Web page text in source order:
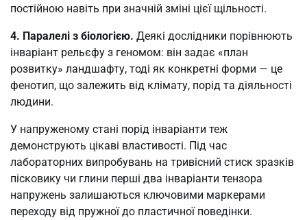
постійною навіть при значній зміні цієї щільності.
4. Паралелі з біологією. Деякі дослідники порівнюють
інваріант рельєфу з геномом: він задає «план
розвитку» ландшафту, тоді як конкретні форми — це
фенотип, що залежить від клімату, порід та діяльності
людини.
У напруженому стані порід інваріанти теж
демонструють цікаві властивості. Під час
лабораторних випробувань на тривісний стиск зразків
пісковику чи глини перші два інваріанти тензора
напружень залишаються ключовими маркерами
переходу від пружної до пластичної поведінки.